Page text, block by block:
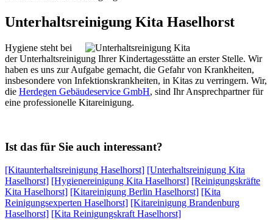
Unterhaltsreinigung Kita Haselhorst
Hygiene steht bei
der Unterhaltsreinigung Ihrer Kindertagesstätte an erster Stelle. Wir
haben es uns zur Aufgabe gemacht, die Gefahr von Krankheiten,
insbesondere von Infektionskrankheiten, in Kitas zu verringern. Wir,
die Herdegen Gebäudeservice GmbH, sind Ihr Ansprechpartner für
eine professionelle Kitareinigung.
Ist das für Sie auch interessant?
[Kitaunterhaltsreinigung Haselhorst] [Unterhaltsreinigung Kita
Haselhorst] [Hygienereinigung Kita Haselhorst] [Reinigungskräfte
Kita Haselhorst] [Kitareinigung Berlin Haselhorst] [Kita
Reinigungsexperten Haselhorst] [Kitareinigung Brandenburg
Haselhorst] [Kita Reinigungskraft Haselhorst]